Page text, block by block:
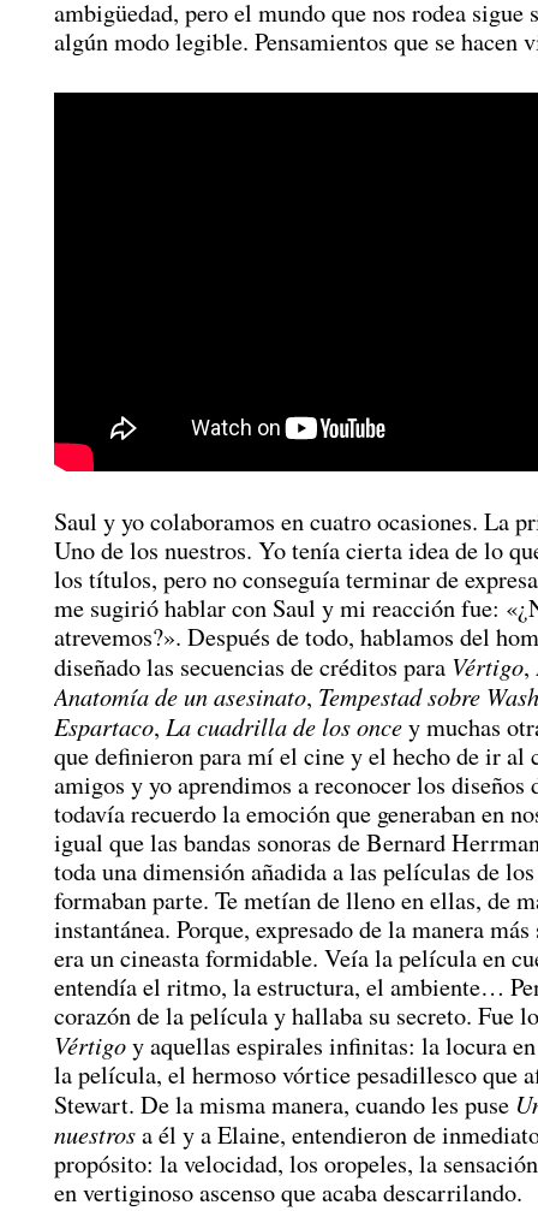
ambigüedad, pero el mundo que nos rodea sigue
algún modo legible. Pensamientos que se hacen
Saul y yo colaboramos en cuatro ocasiones. La
Uno de los nuestros. Yo tenía cierta idea de lo
los títulos, pero no conseguía terminar de
me sugirió hablar con Saul y mi reacción fue:
atrevemos?». Después de todo, hablamos del
diseñado las secuencias de créditos para Vértigo,
Anatomía de un asesinato, Tempestad sobre
Espartaco, La cuadrilla de los oncey muchas
que definieron para mí el cine y el hecho de ir al
amigos y yo aprendimos a reconocer los diseños
todavía recuerdo la emoción que generaban en
igual que las bandas sonoras de Bernard
toda una dimensión añadida a las películas de
formaban parte. Te metían de lleno en ellas, de
instantánea. Porque, expresado de la manera
era un cineasta formidable. Veía la película en
entendía el ritmo, la estructura, el ambiente…
corazón de la película y hallaba su secreto. Fue
Vértigoy aquellas espirales infinitas: la locura
la película, el hermoso vórtice pesadillesco que
Stewart. De la misma manera, cuando les puse
nuestrosa él y a Elaine, entendieron de
propósito: la velocidad, los oropeles, la
en vertiginoso ascenso que acaba descarrilando.